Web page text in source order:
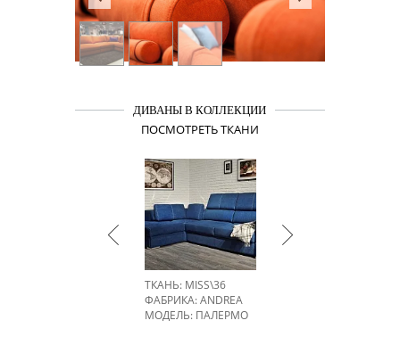
ДИВАНЫ В КОЛЛЕКЦИИ
ПОСМОТРЕТЬ ТКАНИ
ТКАНЬ: MISS\36
ФАБРИКА:ANDREA
МОДЕЛЬ: ПАЛЕРМО